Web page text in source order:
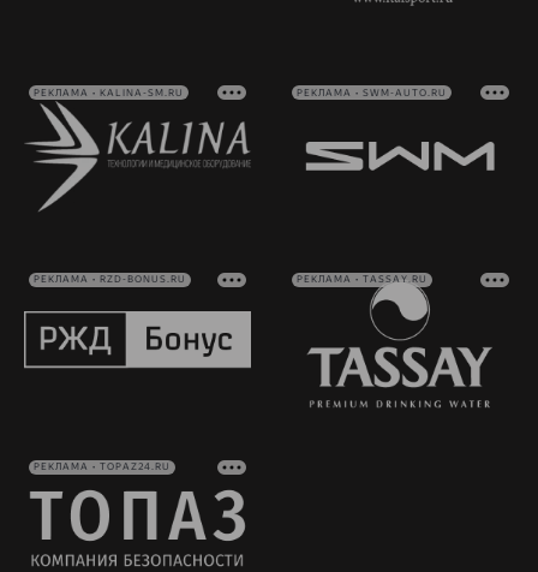
РЕКЛАМА • KALINA-SM.RU РЕКЛАМА • SWM-AUTO.RU
РЕКЛАМА • RZD-BONUS.RU РЕКЛАМА • TASSAY.RU
РЕКЛАМА • TOPAZ24.RU